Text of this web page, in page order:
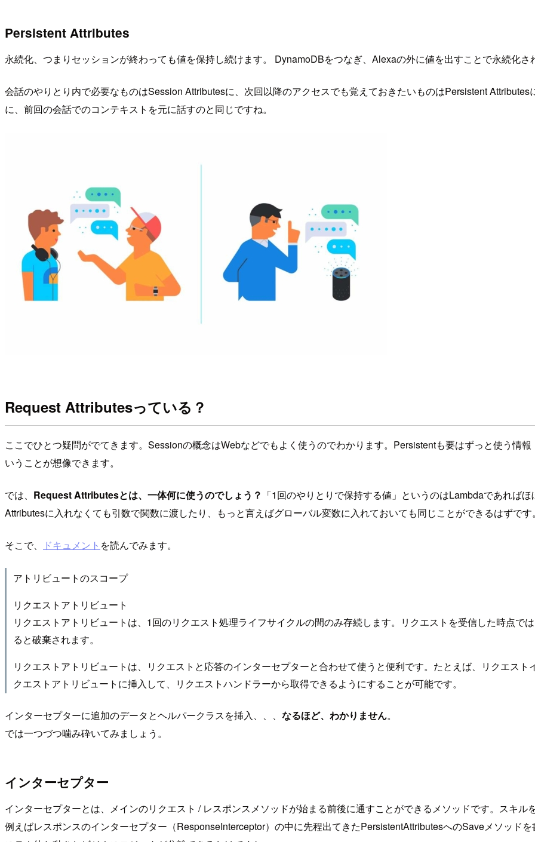
Persistent Attributes
永続化、つまりセッションが終わっても値を保持し続けます。 DynamoDBをつなぎ、Alexaの外に値を出すことで永続化さ
会話のやりとり内で必要なものはSession Attributesに、次回以降のアクセスでも覚えておきたいものはPersistent
に、前回の会話でのコンテキストを元に話すのと同じですね。
Request Attributesっている？
ここでひとつ疑問がでてきます。Sessionの概念はWebなどでもよく使うのでわかります。Persistentも要はずっと使う情
いうことが想像できます。
では、 Request Attributesとは、一体何に使うのでしょう？ 「1回のやりとりで保持する値」というのはLambdaであれば
Attributesに入れなくても引数で関数に渡したり、もっと言えばグローバル変数に入れておいても同じことができるはずです
そこで、 ドキュメント を読んでみます。
アトリビュートのスコープ
リクエストアトリビュート
リクエストアトリビュートは、1回のリクエスト処理ライフサイクルの間のみ存続します。リクエストを受信した時点で
ると破棄されます。
リクエストアトリビュートは、リクエストと応答のインターセプターと合わせて使うと便利です。たとえば、リクエス
クエストアトリビュートに挿入して、リクエストハンドラーから取得できるようにすることが可能です。
インターセプターに追加のデータとヘルパークラスを挿入、、、 なるほど、わかりません。
では一つづつ噛み砕いてみましょう。
インターセプター
インターセプターとは、メインのリクエスト / レスポンスメソッドが始まる前後に通すことができるメソッドです。スキ
例えばレスポンスのインターセプター（ResponseInterceptor）の中に先程出てきたPersistentAttributesへのSaveメソッド